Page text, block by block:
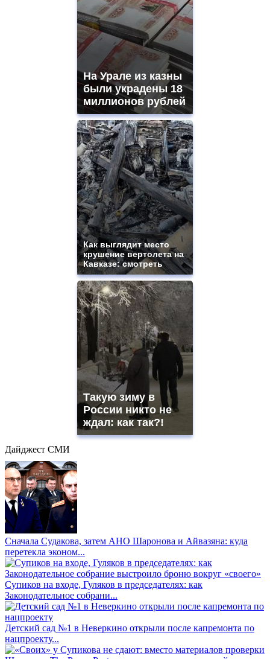
На Урале из казны
были украдены 18
миллионов рублей
Как выглядит место
крушение вертолета на
Кавказе: смотреть
Такую зиму в
России никто не
ждал: как так?!
Дайджест СМИ
Сначала Судакова, затем АНО Шаронова и Айвазяна: куда
перетекла эконом...
Супиков на входе, Гуляков в председателях: как
Законодательное собрани...
Детский сад №1 в Неверкино открыли после капремонта по
нацпроекту...